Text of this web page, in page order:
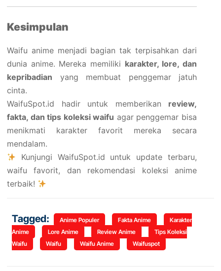
Kesimpulan
Waifu anime menjadi bagian tak terpisahkan dari
dunia anime. Mereka memiliki karakter, lore, dan
kepribadian yang membuat penggemar jatuh
cinta.
WaifuSpot.id hadir untuk memberikan review,
fakta, dan tips koleksi waifu agar penggemar bisa
menikmati karakter favorit mereka secara
mendalam.
Kunjungi WaifuSpot.id untuk update terbaru,
waifu favorit, dan rekomendasi koleksi anime
terbaik!
Tagged: Anime Populer Fakta Anime
Karakter
Anime
Lore Anime Review Anime
Tips Koleksi
Waifu
Waifu Waifu Anime Waifuspot